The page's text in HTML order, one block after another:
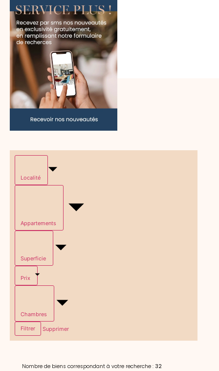
Localité
Appartements
Superficie
Prix
Chambres
Filtrer Supprimer
Nombre de biens correspondant à votre recherche : 32